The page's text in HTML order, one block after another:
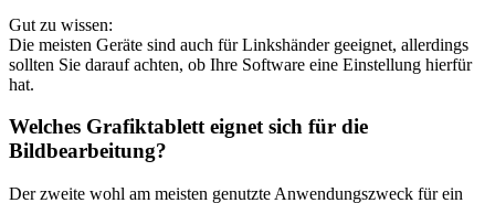
Gut zu wissen:
Die meisten Geräte sind auch für Linkshänder geeignet, allerdings
sollten Sie darauf achten, ob Ihre Software eine Einstellung hierfür
hat.
Welches Grafiktablett eignet sich für die
Bildbearbeitung?
Der zweite wohl am meisten genutzte Anwendungszweck für ein